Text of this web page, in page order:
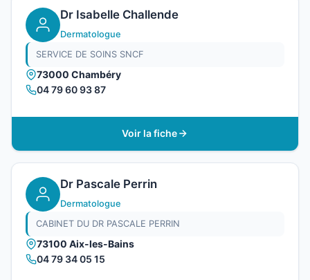
Dr Isabelle Challende
Dermatologue
SERVICE DE SOINS SNCF
73000 Chambéry
04 79 60 93 87
Voir la fiche
Dr Pascale Perrin
Dermatologue
CABINET DU DR PASCALE PERRIN
73100 Aix-les-Bains
04 79 34 05 15